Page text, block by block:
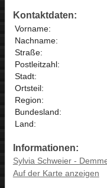
Kontaktdaten:
Vorname:
Nachname:
Straße:
Postleitzahl:
Stadt:
Ortsteil:
Region:
Bundesland:
Land:
Informationen:
Sylvia Schweier -
Auf der Karte anzeigen